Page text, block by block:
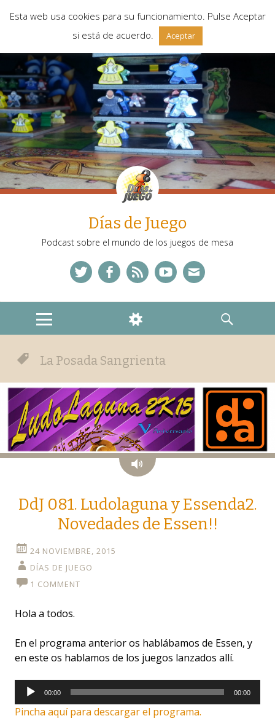
Días de Juego
Podcast sobre el mundo de los juegos de mesa
MENU
WIDGETS
SEARCH
La Posada Sangrienta
Audio
DdJ 081. Ludolaguna y Essenda2.
Novedades de Essen!!
24 NOVIEMBRE, 2015
DÍAS DE JUEGO
1 COMMENT
Hola a todos.
En el programa anterior os hablábamos de Essen, y
en este os hablamos de los juegos lanzados allí.
Reproductor
de
audio
00:00 00:00
Pincha aquí para descargar el programa.
Esta web usa cookies para su funcionamiento. Pulse Aceptar
si está de acuerdo.
Aceptar